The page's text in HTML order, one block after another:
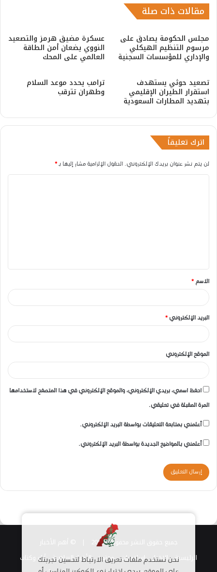
مقالات ذات صلة
مجلس الحكومة يصادق على
مرسوم التنظيم الهيكلي
والإداري للمؤسسات السجنية
عسكرة مضيق هرمز والتصعيد
النووي يضعان أمن الطاقة
العالمي على المحك
​تصعيد حوثي يستهدف
استقرار الطيران الإقليمي
بتهديد المطارات السعودية
ترامب يحدد موعد السلام
وطهران تترقب
اترك تعليقاً
لن يتم نشر عنوان بريدك الإلكتروني. الحقول الإلزامية مشار إليها بـ*
ق
*
الاسم *
البريد الإلكتروني *
الموقع الإلكتروني
احفظ اسمي، بريدي الإلكتروني، والموقع الإلكتروني في هذا المتصفح لاستخدامها
المرة المقبلة في تعليقي.
أعلمني بمتابعة التعليقات بواسطة البريد الإلكتروني.
أعلمني بالمواضيع الجديدة بواسطة البريد الإلكتروني.
جميع حقوق النشر محفوظة 2026 |
الرئيسية
الاخبار اسلاميات مجتمع الأخبار الرياضية أراء وكتابنحن نستخدم ملفات تعريف الارتباط لتحسين تجربتك